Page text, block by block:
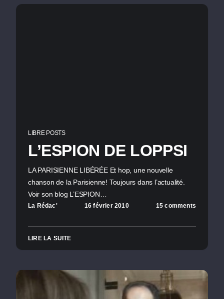
LIBRE POSTS
L’ESPION DE LOPPSI
LA PARISIENNE LIBÉRÉE Et hop, une nouvelle
chanson de la Parisienne! Toujours dans l’actualité.
Voir son blog L’ESPION…
La Rédac' 16 février 2010 15 comments
LIRE LA SUITE